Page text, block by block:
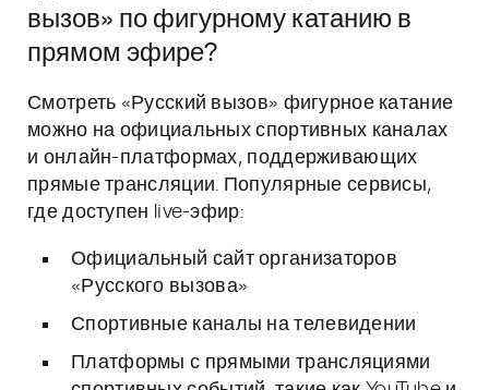
вызов» по фигурному катанию в
прямом эфире?
Смотреть «Русский вызов» фигурное катание
можно на официальных спортивных каналах
и онлайн-платформах, поддерживающих
прямые трансляции. Популярные сервисы,
где доступен live-эфир:
Официальный сайт организаторов
«Русского вызова»
Спортивные каналы на телевидении
Платформы с прямыми трансляциями